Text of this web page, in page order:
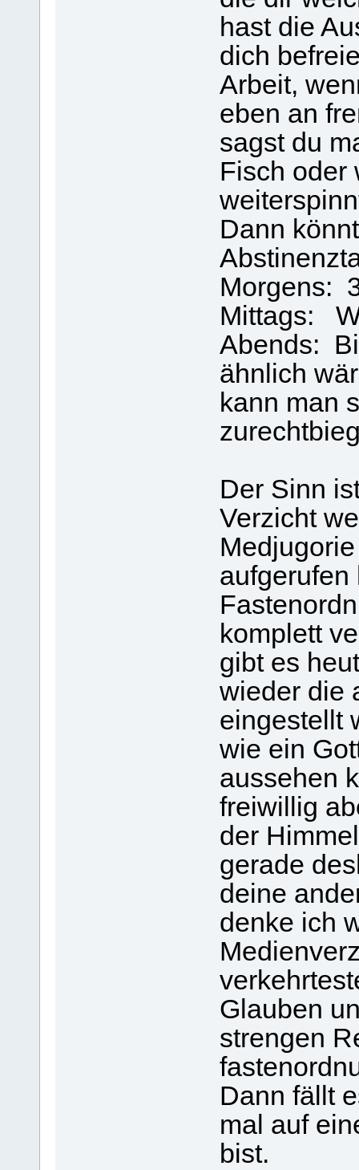
hast die
dich
Arbeit,
eben an
sagst du
Fisch oder
Dann
Morgens:
Mittags:
Abends:
ähnlich
kann man
Der Sinn
Verzicht
aufgerufen
komplett
gibt es
wieder die
eingestellt
wie ein
aussehen
freiwillig
der
gerade
deine
denke ich
Glauben
strengen
Dann fällt
mal auf
bist.